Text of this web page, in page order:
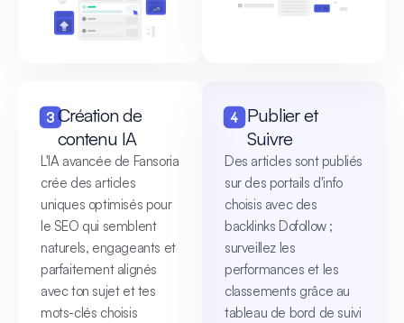
Création de
contenu IA
L'IA avancée de Fansoria
crée des articles
uniques optimisés pour
le SEO qui semblent
naturels, engageants et
parfaitement alignés
avec ton sujet et tes
mots-clés choisis
Publier et
Suivre
Des articles sont publiés
sur des portails d'info
choisis avec des
backlinks Dofollow ;
surveillez les
performances et les
classements grâce au
tableau de bord de suivi